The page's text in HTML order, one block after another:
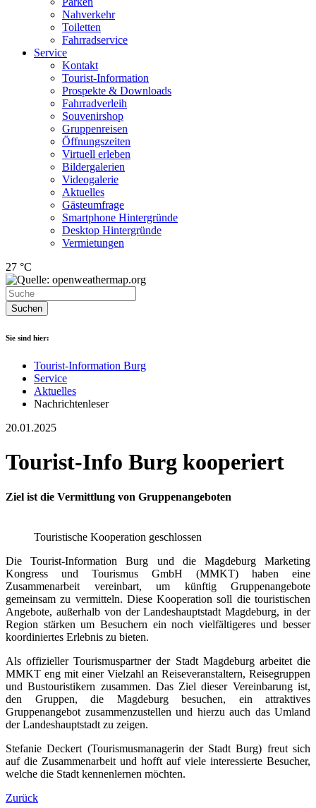
Nahverkehr
Toiletten
Fahrradservice
Service
Kontakt
Tourist-Information
Prospekte & Downloads
Fahrradverleih
Souvenirshop
Gruppenreisen
Öffnungszeiten
Virtuell erleben
Bildergalerien
Videogalerie
Aktuelles
Gästeumfrage
Smartphone Hintergründe
Desktop Hintergründe
Vermietungen
27 °C
Suchen
Sie sind hier:
Tourist-Information Burg
Service
Aktuelles
Nachrichtenleser
20.01.2025
Tourist-Info Burg kooperiert
Ziel ist die Vermittlung von Gruppenangeboten
Touristische Kooperation geschlossen
Die Tourist-Information Burg und die Magdeburg Marketing
Kongress und Tourismus GmbH (MMKT) haben eine
Zusammenarbeit vereinbart, um künftig Gruppenangebote
gemeinsam zu vermitteln. Diese Kooperation soll die touristischen
Angebote, außerhalb von der Landeshauptstadt Magdeburg, in der
Region stärken um Besuchern ein noch vielfältigeres und besser
koordiniertes Erlebnis zu bieten.
Als offizieller Tourismuspartner der Stadt Magdeburg arbeitet die
MMKT eng mit einer Vielzahl an Reiseveranstaltern, Reisegruppen
und Bustouristikern zusammen. Das Ziel dieser Vereinbarung ist,
den Gruppen, die Magdeburg besuchen, ein attraktives
Gruppenangebot zusammenzustellen und hierzu auch das Umland
der Landeshauptstadt zu zeigen.
Stefanie Deckert (Tourismusmanagerin der Stadt Burg) freut sich
auf die Zusammenarbeit und hofft auf viele interessierte Besucher,
welche die Stadt kennenlernen möchten.
Zurück